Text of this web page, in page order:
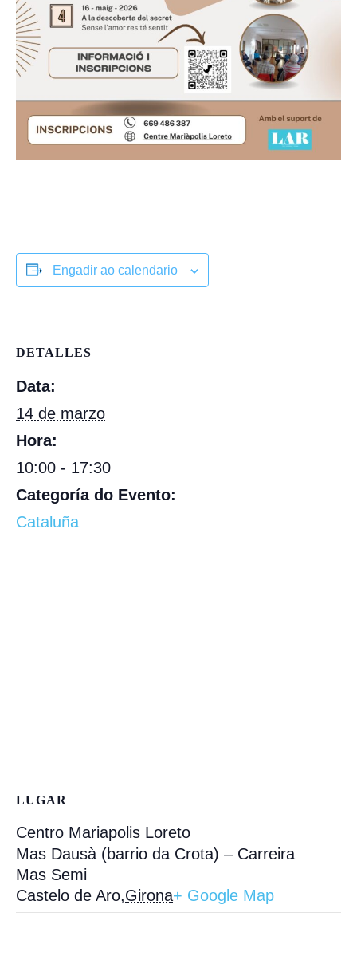
Engadir ao calendario
DETALLES
Data:
14 de marzo
Hora:
10:00 - 17:30
Categoría do Evento:
Cataluña
LUGAR
Centro Mariapolis Loreto
Mas Dausà (barrio da Crota) – Carreira
Mas Semi
Castelo de Aro,Girona+ Google Map